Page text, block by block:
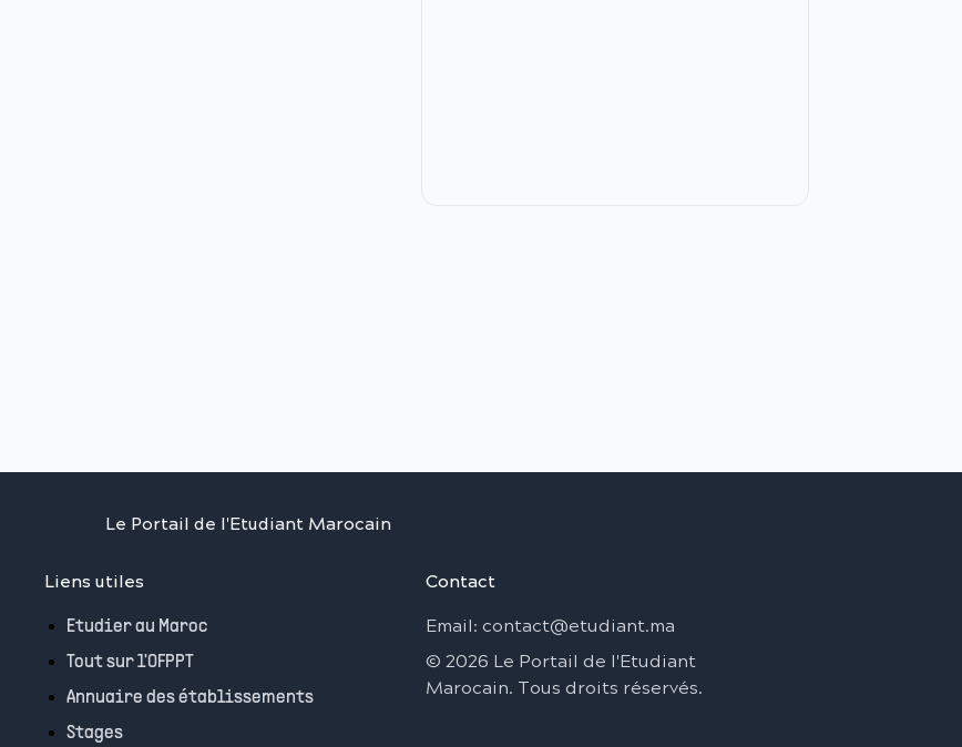
Le Portail de l'Etudiant Marocain
Liens utiles
Etudier au Maroc
Tout sur l'OFPPT
Annuaire des établissements
Stages
Contact
Email: contact@etudiant.ma
© 2026 Le Portail de l'Etudiant
Marocain. Tous droits réservés.